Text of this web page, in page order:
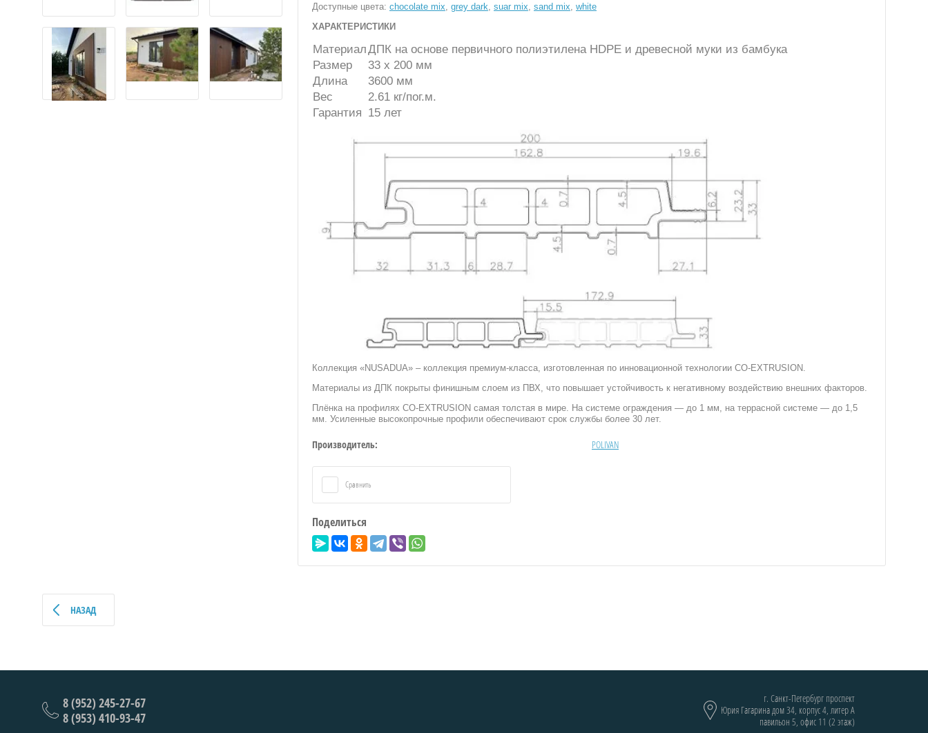
Доступные цвета: chocolate mix, grey dark, suar mix, sand mix, white
ХАРАКТЕРИСТИКИ
МатериалДПК на основе первичного полиэтилена HDPE и древесной муки из бамбука
Размер
33 х 200 мм
Длина
3600 мм
Вес
2.61 кг/пог.м.
Гарантия 15 лет
Коллекция «NUSADUA» – коллекция премиум-класса, изготовленная по инновационной технологии CO-EXTRUSION.
Материалы из ДПК покрыты финишным слоем из ПВХ, что повышает устойчивость к негативному воздействию внешних факторов.
Плёнка на профилях CO-EXTRUSION самая толстая в мире. На системе ограждения — до 1 мм, на террасной системе — до 1,5
мм. Усиленные высокопрочные профили обеспечивают срок службы более 30 лет.
Производитель: POLIVAN
Сравнить
Поделиться
НАЗАД
г. Санкт-Петербург проспект
Юрия Гагарина дом 34, корпус 4, литер А
павильон 5, офис 11 (2 этаж)
8 (952) 245-27-67
8 (953) 410-93-47